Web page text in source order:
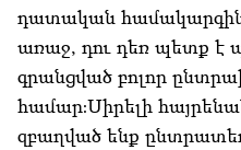
դատական համակարգին
առաջ, դու դեռ պետք
գրանցված բոլոր
համար։Սիրելի
զբաղված ենք